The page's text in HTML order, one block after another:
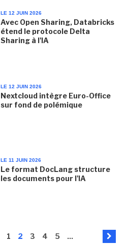
LE 12 JUIN 2026
Avec Open Sharing, Databricks
étend le protocole Delta
Sharing à l'IA
LE 12 JUIN 2026
Nextcloud intègre Euro-Office
sur fond de polémique
LE 11 JUIN 2026
Le format DocLang structure
les documents pour l'IA
1 2 3 4 5 ...